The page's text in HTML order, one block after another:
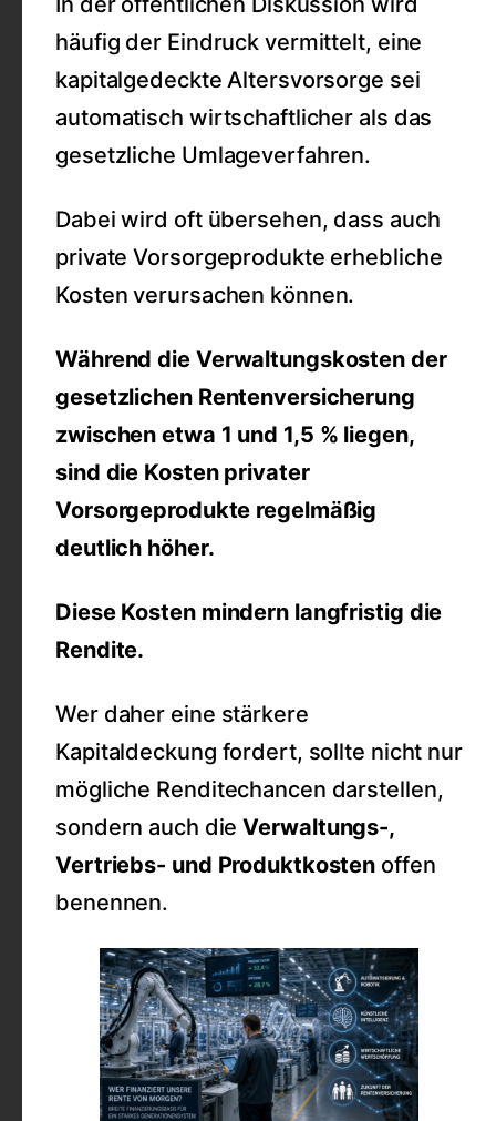
häufig der Eindruck vermittelt, eine
kapitalgedeckte Altersvorsorge sei
automatisch wirtschaftlicher als das
gesetzliche Umlageverfahren.
Dabei wird oft übersehen, dass auch
private Vorsorgeprodukte erhebliche
Kosten verursachen können.
Während die Verwaltungskosten der
gesetzlichen Rentenversicherung
zwischen etwa 1 und 1,5 % liegen,
sind die Kosten privater
Vorsorgeprodukte regelmäßig
deutlich höher.
Diese Kosten mindern langfristig die
Rendite.
Wer daher eine stärkere
Kapitaldeckung fordert, sollte nicht nur
mögliche Renditechancen darstellen,
sondern auch dieVerwaltungs-,
Vertriebs- und Produktkosten offen
benennen.